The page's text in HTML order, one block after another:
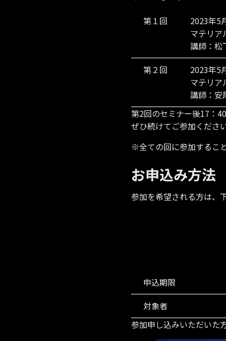
第１回
2023年5
マテリ
講師：
第２回
2023年5
マテリ
講師：
第2回のセミナー後17：
ぜひ続けてご参加くださ
※全ての回に参加するこ
お申込み方法
参加を希望される方は、
申込期限
対象者
参加申し込みいただいた